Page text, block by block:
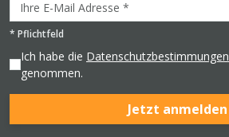
* Pflichtfeld
Ich habe die Datenschutzbestimmungen
genommen.
Jetzt anmelden